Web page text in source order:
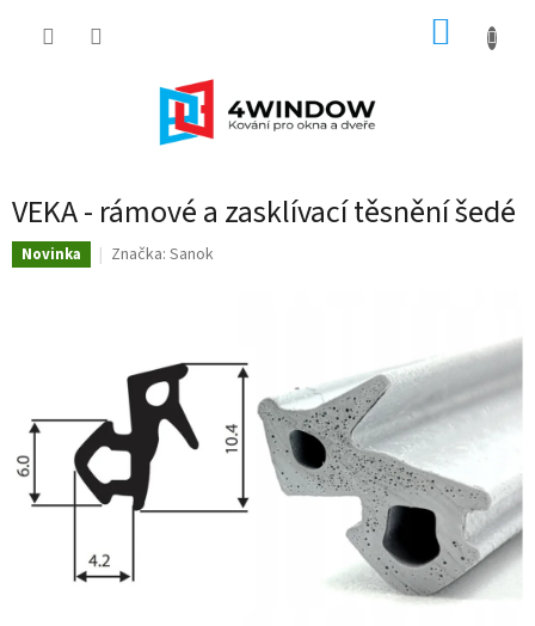
VEKA - rámové a zasklívací těsnění šedé
Novinka Značka: Sanok